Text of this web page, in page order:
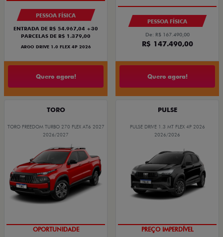
PESSOA FÍSICA
ENTRADA DE R$ 54.967,04 +30
PARCELAS DE R$ 1.379,00
ARGO DRIVE 1.0 FLEX 4P 2026
Quero agora!
PESSOA FÍSICA
De: R$ 167.490,00
R$ 147.490,00
Quero agora!
TORO
TORO FREEDOM TURBO 270 FLEX AT6 2027
2026/2027
SUPERVALORIZAÇÃO DO USADO
PULSE
PULSE DRIVE 1.3 MT FLEX 4P 2026
2026/2026
OPORTUNIDADE